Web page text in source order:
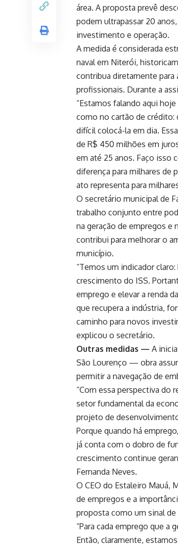
área. A proposta prevê
podem ultrapassar 20
investimento e operação.
A medida é considerada
naval em Niterói,
contribua diretamente para
profissionais. Durante a
“Estamos falando aqui
como no cartão de crédito:
difícil colocá-la em dia.
de R$ 450 milhões em
em até 25 anos. Faço isso
diferença para milhares de
ato representa para
O secretário municipal de
trabalho conjunto entre
na geração de empregos e
contribui para melhorar o
município.
“Temos um indicador
crescimento do ISS.
emprego e elevar a renda
que recupera a indústria,
caminho para novos
explicou o secretário.
Outras medidas — A
São Lourenço — obra
permitir a navegação de
“Com essa perspectiva do
setor fundamental da
projeto de
Porque quando há
já conta com o dobro de
crescimento continue
Fernanda Neves.
O CEO do Estaleiro Mauá,
de empregos e a
proposta como um sinal
“Para cada emprego que
Então, claramente,